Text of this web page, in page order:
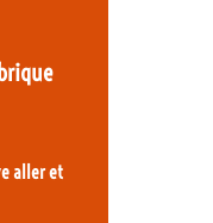
aller et